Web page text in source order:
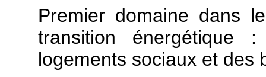
Premier domaine dans
transition énergétique
logements sociaux et des